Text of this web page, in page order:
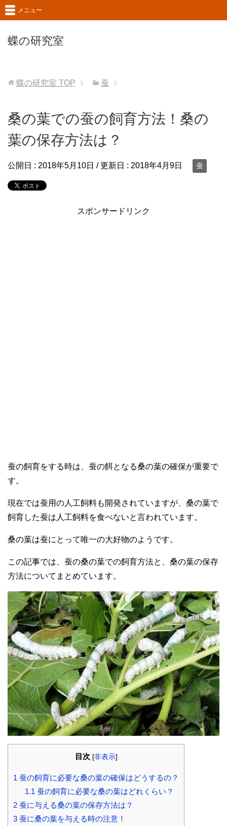
蝶の研究室
メニュー
蝶の研究室 TOP 蚕
桑の葉での蚕の飼育方法！桑の
葉の保存方法は？
公開日 : 2018年5月10日 / 更新日 : 2018年4月9日 蚕
スポンサードリンク
蚕の飼育をする時は、蚕の餌となる桑の葉の確保が重要で
す。
現在では蚕用の人工飼料も開発されていますが、桑の葉で
飼育した蚕は人工飼料を食べないと言われています。
桑の葉は蚕にとって唯一の大好物のようです。
この記事では、蚕の桑の葉での飼育方法と、桑の葉の保存
方法についてまとめています。
目次 [非表示]
1 蚕の飼育に必要な桑の葉の確保はどうするの？
1.1 蚕の飼育に必要な桑の葉はどれくらい？
2 蚕に与える桑の葉の保存方法は？
3 蚕に桑の葉を与える時の注意！